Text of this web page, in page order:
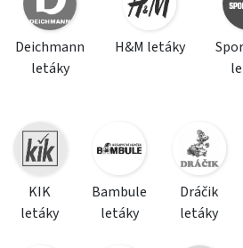
Deichmann
letáky
H&M letáky
KIK
letáky
Bambule
letáky
Dráčik
letáky